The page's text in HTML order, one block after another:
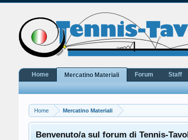
Home Mercatino Materiali
Benvenuto/a sul forum di Tennis-
Home Mercatino Materiali Forum Staff